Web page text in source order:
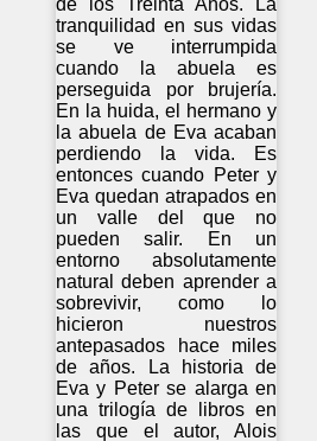
tranquilidad en sus vidas
se ve interrumpida
cuando la abuela es
perseguida por brujería.
En la huida, el hermano y
la abuela de Eva acaban
perdiendo la vida. Es
entonces cuando Peter y
Eva quedan atrapados en
un valle del que no
pueden salir. En un
entorno absolutamente
natural deben aprender a
sobrevivir, como lo
hicieron nuestros
antepasados hace miles
de años. La historia de
Eva y Peter se alarga en
una trilogía de libros en
las que el autor, Alois